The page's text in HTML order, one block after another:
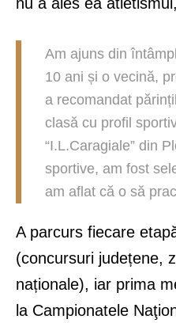
Am ajuns din
10 ani și o vecină,
a recomandat
clasă cu profil
“I.L.Caragiale” din
sportive, am fost
am aflat că o să
A parcurs fiecare
(concursuri județene,
naționale), iar prima
la Campionatele